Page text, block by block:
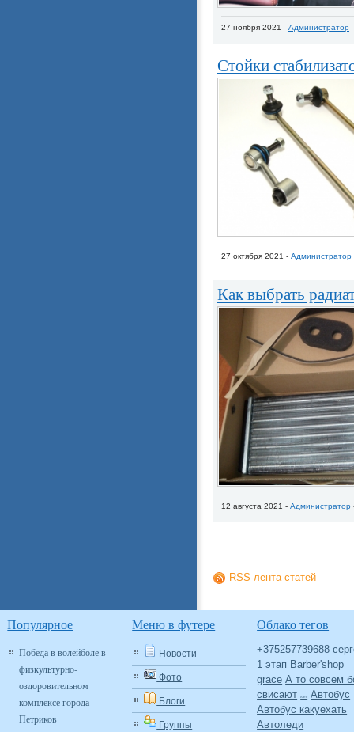
27 ноября 2021 - Администратор
Стойки
27 октября 2021 - Администратор
Как выбрать
12 августа 2021 - Администратор
RSS-лента статей
Популярное
Победа в волейболе в
физкультурно-
оздоровительном
комплексе города
Петриков
Меню в футере
Новости
Фото
Блоги
Группы
Облако тегов
+375257739688
1 этап Barber'shop
grace А то совсем
свисают
Авто
Автобус
Автобус какуехать
Автоледи